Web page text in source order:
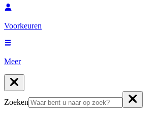
Voorkeuren
Meer
Zoeken